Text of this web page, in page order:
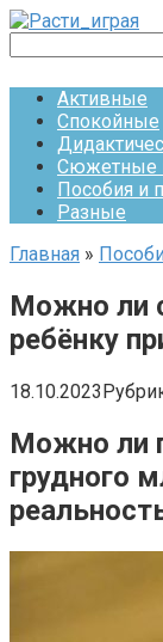
Перейти
контенту
Активные
Спокойные
Сюжетные
Пособия и
Разные
Главная »
Можно ли
ребёнку
18.10.2023
Можно ли
грудного